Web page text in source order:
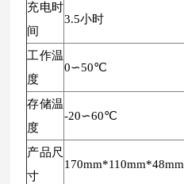
充电时
间
3.5小时
工作温
度
0∽50℃
存储温
度
-20∽60℃
产品尺
寸
170mm*110mm*48mm